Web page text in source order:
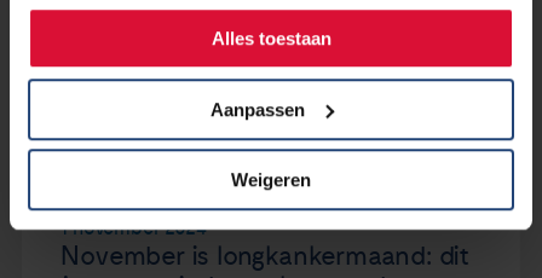
Alles toestaan
Aanpassen
Weigeren
1 november 2024
November is longkankermaand: dit